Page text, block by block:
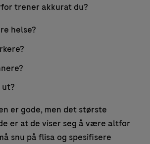
trener akkurat du?
helse?
ut?
er gode, men det største
er at de viser seg å være altfor
snu på flisa og spesifisere